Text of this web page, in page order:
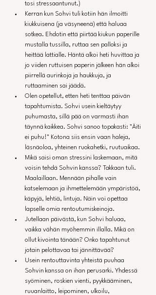
tosi stressaantunut.)
Kerran kun Sohvi tuli kotiin hän ilmoitti
kiukkuisena (ja väsyneenä) että haluaa
sotkea. Ehdotin että piirtää kiukun paperille
mustalla tussilla, ruttaa sen palloksi ja
heittää lattialle. Häntä alkoi heti huvittaa ja
jo viiden ruttuisen paperin jälkeen hän alkoi
piirrellä aurinkoja ja haukkuja, ja
ruttaaminen sai jäädä.
Olen opetellut, etten heti tenttaa päivän
tapahtumista. Sohvi usein kieltäytyy
puhumasta, sillä pää on varmasti ihan
täynnä kaikkea. Sohvi sanoo topakasti: "Äiti
ei puhu!" Kotona siis ensin vaan haleja,
läsnäoloa, yhteinen ruokahetki, ruutuaikaa.
Mikä saisi oman stressini laskemaan, mitä
voisin tehdä Sohvin kanssa? Takkaan tuli.
Maalaillaan. Mennään pihalle vain
katselemaan ja ihmettelemään ympäristöä,
käpyjä, lehtiä, lintuja. Näin voi opettaa
lapselle omia rentoutumiskeinoja.
Jutellaan päivästä, kun Sohvi haluaa,
vaikka vähän myöhemmin illalla. Mikä on
ollut kivointa tänään? Onko tapahtunut
jotain pelottavaa tai jännittävää?
Usein rentouttavinta yhteistä puuhaa
Sohvin kanssa on ihan perusarki. Yhdessä
syöminen, roskien vienti, pyykkääminen,
ruuanlaitto, leipominen, ulkoilu,